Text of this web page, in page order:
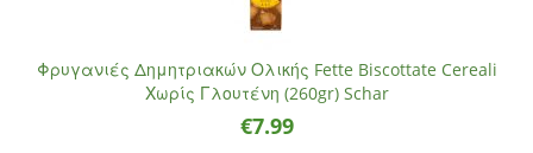
Φρυγανιές Δημητριακών Ολικής Fette Biscottate Cereali
Χωρίς Γλουτένη (260gr) Schar
€7.99